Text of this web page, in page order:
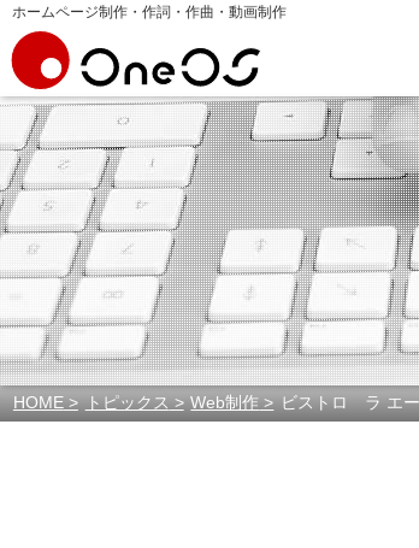
ホームページ制作・作詞・作曲・動画制作
HOME トピックス Web制作 ビストロ ラ エ